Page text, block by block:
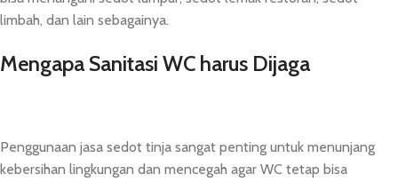
limbah, dan lain sebagainya.
Mengapa Sanitasi WC harus Dijaga
Penggunaan jasa sedot tinja sangat penting untuk menunjang
kebersihan lingkungan dan mencegah agar WC tetap bisa